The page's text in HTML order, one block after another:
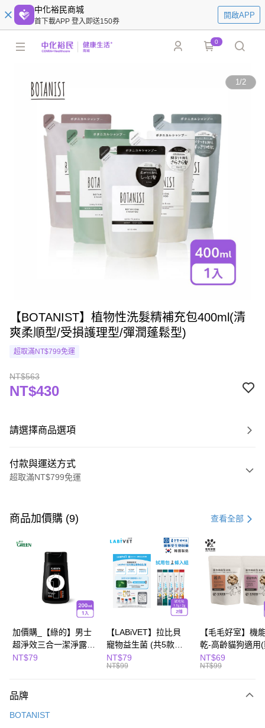
中化裕民商城
首下載APP 登入即送150券
開啟APP
0
1/2
【BOTANIST】植物性洗髮精補充包400ml(清
爽柔順型/受損護理型/彈潤蓬鬆型)
超取滿NT$799免運
NT$563
NT$430
請選擇商品選項
付款與運送方式
超取滿NT$799免運
信用卡一次付款
超商取貨付款
LINE Pay
Apple Pay
悠遊付
全盈+PAY
「Hami Point」為中華電信所提供之點數服務，可於會員專區綁定中華電信
運送方式
商品加價購 (9) 查看全部
加價購_【綠的】男士
超淨效三合一潔淨露
200ml(濃郁麝香)
NT$79
【LABiVET】拉比貝
寵物益生菌 (共5款可
選) 1.5gx2包/盒、
2gx2包/盒
NT$79
NT$99
【毛毛好室】機
乾-高齡貓狗適用
10g/櫻桃鴨肉8g)
NT$69
NT$99
品牌
BOTANIST